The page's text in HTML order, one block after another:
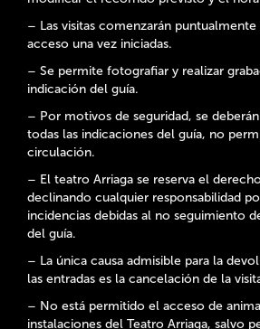
– Las visitas comenzarán
acceso una vez iniciadas.
– Se permite fotografiar y realizar
indicación del guía.
– Por motivos de seguridad, se
todas las indicaciones del guía, no
circulación.
– El teatro Arriaga se reserva el
declinando cualquier responsabilidad
incidencias debidas al no seguimiento
del guía.
– La única causa admisible para la
las entradas es la cancelación de la
– No está permitido el acceso de
instalaciones del Teatro Arriaga, salvo